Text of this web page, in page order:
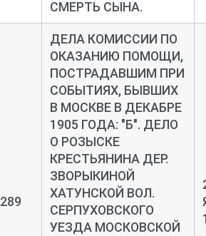
СМЕРТЬ СЫНА.
289
ДЕЛА КОМИССИИ ПО
ОКАЗАНИЮ ПОМОЩИ,
ПОСТРАДАВШИМ ПРИ
СОБЫТИЯХ, БЫВШИХ
В МОСКВЕ В ДЕКАБРЕ
1905 ГОДА: "Б". ДЕЛО
О РОЗЫСКЕ
КРЕСТЬЯНИНА ДЕР.
ЗВОРЫКИНОЙ
ХАТУНСКОЙ ВОЛ.
СЕРПУХОВСКОГО
УЕЗДА МОСКОВСКОЙ